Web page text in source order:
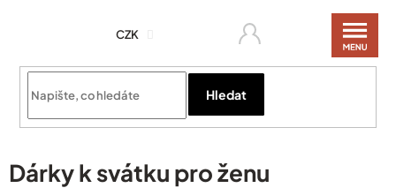
CZK
Hledat
Dárky k svátku pro ženu